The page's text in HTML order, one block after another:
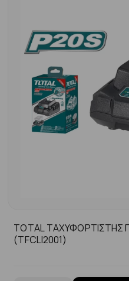
TOTAL ΤΑΧΥΦΟΡΤΙΣΤΗΣ
(TFCLI2001)